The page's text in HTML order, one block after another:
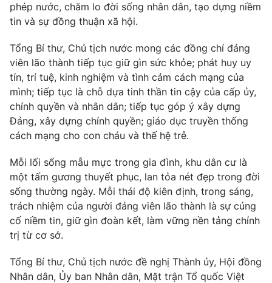
phép nước, chăm lo đời sống nhân dân, tạo dựng niềm
tin và sự đồng thuận xã hội.
Tổng Bí thư, Chủ tịch nước mong các đồng chí đảng
viên lão thành tiếp tục giữ gìn sức khỏe; phát huy uy
tín, trí tuệ, kinh nghiệm và tình cảm cách mạng của
mình; tiếp tục là chỗ dựa tinh thần tin cậy của cấp ủy,
chính quyền và nhân dân; tiếp tục góp ý xây dựng
Đảng, xây dựng chính quyền; giáo dục truyền thống
cách mạng cho con cháu và thế hệ trẻ.
Mỗi lối sống mẫu mực trong gia đình, khu dân cư là
một tấm gương thuyết phục, lan tỏa nét đẹp trong đời
sống thường ngày. Mỗi thái độ kiên định, trong sáng,
trách nhiệm của người đảng viên lão thành là sự củng
cố niềm tin, giữ gìn đoàn kết, làm vững nền tảng chính
trị từ cơ sở.
Tổng Bí thư, Chủ tịch nước đề nghị Thành ủy, Hội đồng
Nhân dân, Ủy ban Nhân dân, Mặt trận Tổ quốc Việt